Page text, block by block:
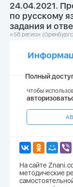
24.04.2021.
по русскому
задания и
«56 регион
Полный
Чтобы
На сайте
методические